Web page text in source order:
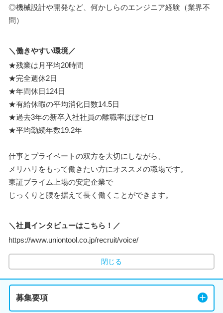
◎機械設計や開発など、何かしらのエンジニア経験（業界不
問）
＼働きやすい環境／
★残業は月平均20時間
★完全週休2日
★年間休日124日
★有給休暇の平均消化日数14.5日
★過去3年の新卒入社社員の離職率ほぼゼロ
★平均勤続年数19.2年
仕事とプライベートの双方を大切にしながら、
メリハリをもって働きたい方にオススメの職場です。
東証プライム上場の安定企業で
じっくりと腰を据えて長く働くことができます。
＼社員インタビューはこちら！／
https://www.uniontool.co.jp/recruit/voice/
閉じる
募集要項